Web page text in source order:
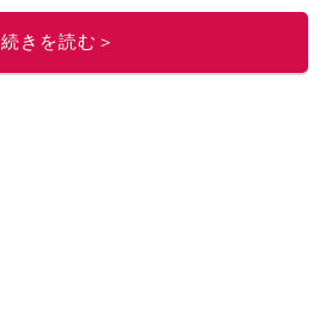
このイチオシストの他の記事を読む
続きを読む＞